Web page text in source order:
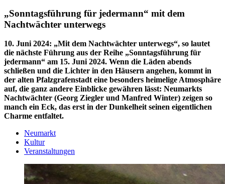
„Sonntagsführung für jedermann“ mit dem
Nachtwächter unterwegs
10. Juni 2024: „Mit dem Nachtwächter unterwegs“, so lautet
die nächste Führung aus der Reihe „Sonntagsführung für
jedermann“ am 15. Juni 2024. Wenn die Läden abends
schließen und die Lichter in den Häusern angehen, kommt in
der alten Pfalzgrafenstadt eine besonders heimelige Atmosphäre
auf, die ganz andere Einblicke gewähren lässt: Neumarkts
Nachtwächter (Georg Ziegler und Manfred Winter) zeigen so
manch ein Eck, das erst in der Dunkelheit seinen eigentlichen
Charme entfaltet.
Neumarkt
Kultur
Veranstaltungen